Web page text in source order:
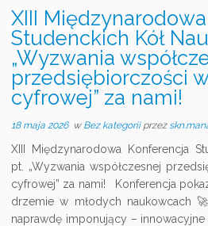
XIII
Studenckich Kół
„Wyzwania
przedsiębiorczości
cyfrowej” za nami!
18 maja 2026w Bez kategorii przez
XIII Międzynarodowa Konferencja
pt. „Wyzwania współczesnej
cyfrowej” za nami! Konferencja
drzemie w młodych naukowcach
naprawdę imponujący –